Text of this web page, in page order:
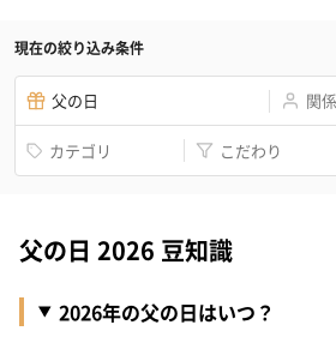
現在の絞り込み条件
父の日 関
カテゴリ こだわり
父の日 2026 豆知識
2026年の父の日はいつ？